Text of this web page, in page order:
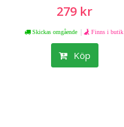
279 kr
Skickas omgående | Finns i butik
Köp